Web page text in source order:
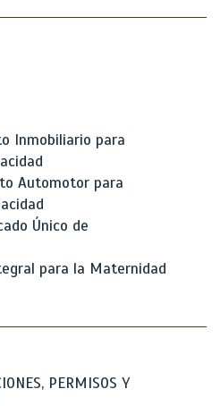
Inmobiliario para
Automotor para
Único de
para la Maternidad
PERMISOS Y